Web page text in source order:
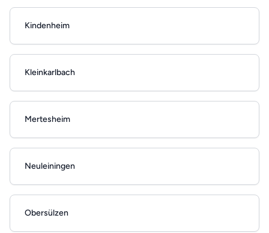
Kindenheim
Kleinkarlbach
Mertesheim
Neuleiningen
Obersülzen